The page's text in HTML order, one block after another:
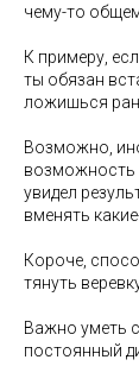
чему-то
К примеру,
ты обязан
ложишься
Возможно,
возможность
увидел
вменять
Короче,
тянуть
Важно уметь
постоянный